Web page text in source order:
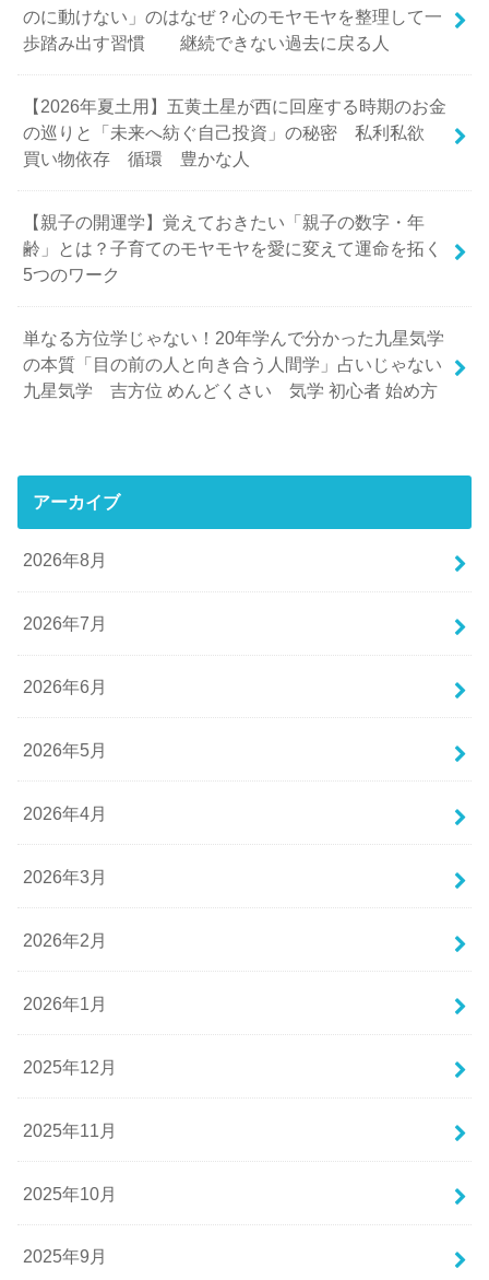
のに動けない」のはなぜ？心のモヤモヤを整理して一
歩踏み出す習慣 継続できない過去に戻る人
【2026年夏土用】五黄土星が西に回座する時期のお金
の巡りと「未来へ紡ぐ自己投資」の秘密 私利私欲
買い物依存 循環 豊かな人
【親子の開運学】覚えておきたい「親子の数字・年
齢」とは？子育てのモヤモヤを愛に変えて運命を拓く
5つのワーク
単なる方位学じゃない！20年学んで分かった九星気学
の本質「目の前の人と向き合う人間学」占いじゃない
九星気学 吉方位 めんどくさい 気学 初心者 始め方
アーカイブ
2026年8月
2026年7月
2026年6月
2026年5月
2026年4月
2026年3月
2026年2月
2026年1月
2025年12月
2025年11月
2025年10月
2025年9月